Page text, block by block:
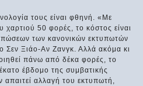
τους είναι φθηνή. «Με
χαρτιού 50 φορές, το κόστος είναι
των κανονικών εκτυπωτών
Σεν Ξιάο-Αν Ζανγκ. Αλλά ακόμα κι
πάνω από δέκα φορές, το
έβδομο της συμβατικής
αλλαγή του εκτυπωτή,